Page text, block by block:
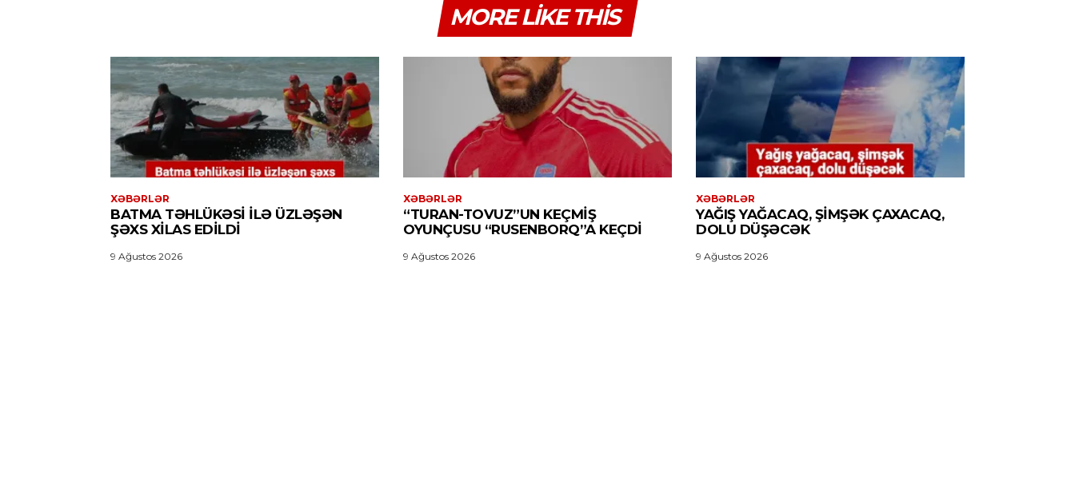
MORE LIKE THIS
XƏBƏRLƏR
BATMA TƏHLÜKƏSI ILƏ ÜZLƏŞƏN
ŞƏXS XILAS EDILDI
9 Ağustos 2026
XƏBƏRLƏR
“TURAN-TOVUZ”UN KEÇMIŞ
OYUNÇUSU “RUSENBORQ”A KEÇDI
9 Ağustos 2026
XƏBƏRLƏR
YAĞIŞ YAĞACAQ, ŞIMŞƏK ÇAXACAQ,
DOLU DÜŞƏCƏK
9 Ağustos 2026